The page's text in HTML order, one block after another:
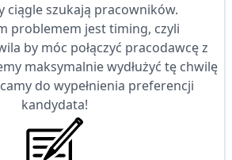
ciągle szukają pracowników.
problemem jest timing, czyli
by móc połączyć pracodawcę z
maksymalnie wydłużyć tę chwilę
do wypełnienia preferencji
kandydata!